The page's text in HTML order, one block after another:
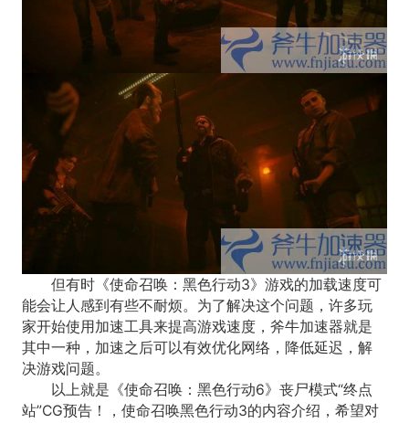
但有时《使命召唤：黑色行动3》游戏的加载速度可
能会让人感到有些不耐烦。为了解决这个问题，许多玩
家开始使用加速工具来提高游戏速度，斧牛加速器就是
其中一种，加速之后可以有效优化网络，降低延迟，解
决游戏问题。
以上就是《使命召唤：黑色行动6》丧尸模式“终点
站”CG预告！，使命召唤黑色行动3的内容介绍，希望对